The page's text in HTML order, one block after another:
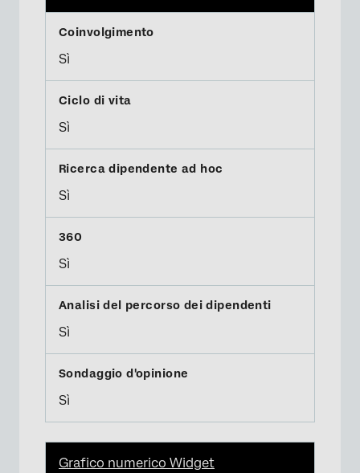
Sì
Sì
Sì
Sì
Sì
Sì
Grafico numerico Widget